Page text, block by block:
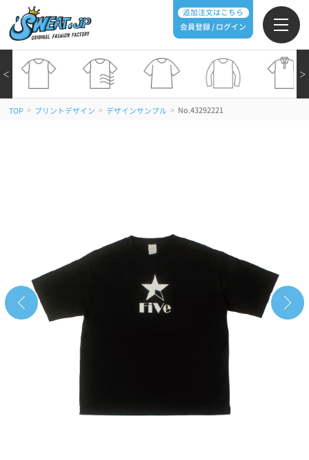
追加注文はこちら
会員登録 / ログイン
＞
＜
TOP > プリントデザイン > デザインサンプル > No.43292221